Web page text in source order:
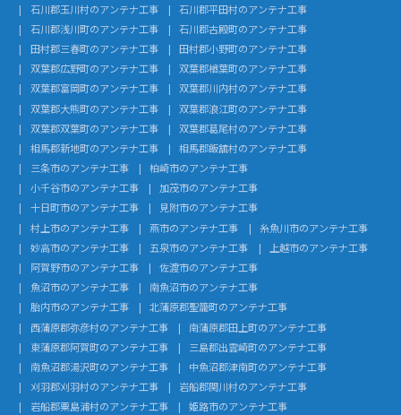
石川郡玉川村のアンテナ工事
石川郡平田村のアンテナ工事
石川郡浅川町のアンテナ工事
石川郡古殿町のアンテナ工事
田村郡三春町のアンテナ工事
田村郡小野町のアンテナ工事
双葉郡広野町のアンテナ工事
双葉郡楢葉町のアンテナ工事
双葉郡富岡町のアンテナ工事
双葉郡川内村のアンテナ工事
双葉郡大熊町のアンテナ工事
双葉郡浪江町のアンテナ工事
双葉郡双葉町のアンテナ工事
双葉郡葛尾村のアンテナ工事
相馬郡新地町のアンテナ工事
相馬郡飯舘村のアンテナ工事
三条市のアンテナ工事
柏崎市のアンテナ工事
小千谷市のアンテナ工事
加茂市のアンテナ工事
十日町市のアンテナ工事
見附市のアンテナ工事
村上市のアンテナ工事
燕市のアンテナ工事
糸魚川市のアンテナ工事
妙高市のアンテナ工事
五泉市のアンテナ工事
上越市のアンテナ工事
阿賀野市のアンテナ工事
佐渡市のアンテナ工事
魚沼市のアンテナ工事
南魚沼市のアンテナ工事
胎内市のアンテナ工事
北蒲原郡聖籠町のアンテナ工事
西蒲原郡弥彦村のアンテナ工事
南蒲原郡田上町のアンテナ工事
東蒲原郡阿賀町のアンテナ工事
三島郡出雲崎町のアンテナ工事
南魚沼郡湯沢町のアンテナ工事
中魚沼郡津南町のアンテナ工事
刈羽郡刈羽村のアンテナ工事
岩船郡関川村のアンテナ工事
岩船郡粟島浦村のアンテナ工事
姫路市のアンテナ工事